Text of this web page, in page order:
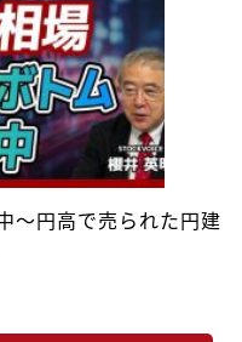
～円高で売られた円建